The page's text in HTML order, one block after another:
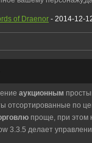
of Draenor - 2014-12-
аукционным
отсортированные по
проще, при этом
3.3.5 делает